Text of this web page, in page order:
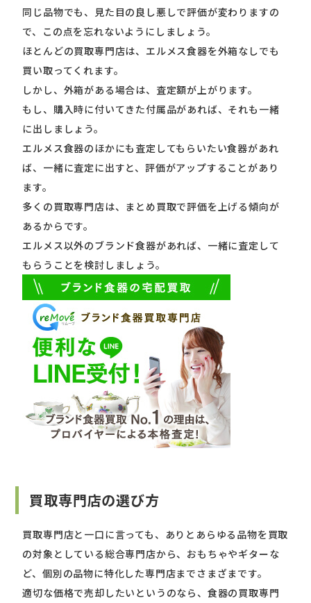
同じ品物でも、見た目の良し悪しで評価が変わりますの
で、この点を忘れないようにしましょう。
ほとんどの買取専門店は、エルメス食器を外箱なしでも
買い取ってくれます。
しかし、外箱がある場合は、査定額が上がります。
もし、購入時に付いてきた付属品があれば、それも一緒
に出しましょう。
エルメス食器のほかにも査定してもらいたい食器があれ
ば、一緒に査定に出すと、評価がアップすることがあり
ます。
多くの買取専門店は、まとめ買取で評価を上げる傾向が
あるからです。
エルメス以外のブランド食器があれば、一緒に査定して
もらうことを検討しましょう。
買取専門店の選び方
買取専門店と一口に言っても、ありとあらゆる品物を買取
の対象としている総合専門店から、おもちゃやギターな
ど、個別の品物に特化した専門店までさまざまです。
適切な価格で売却したいというのなら、食器の買取専門